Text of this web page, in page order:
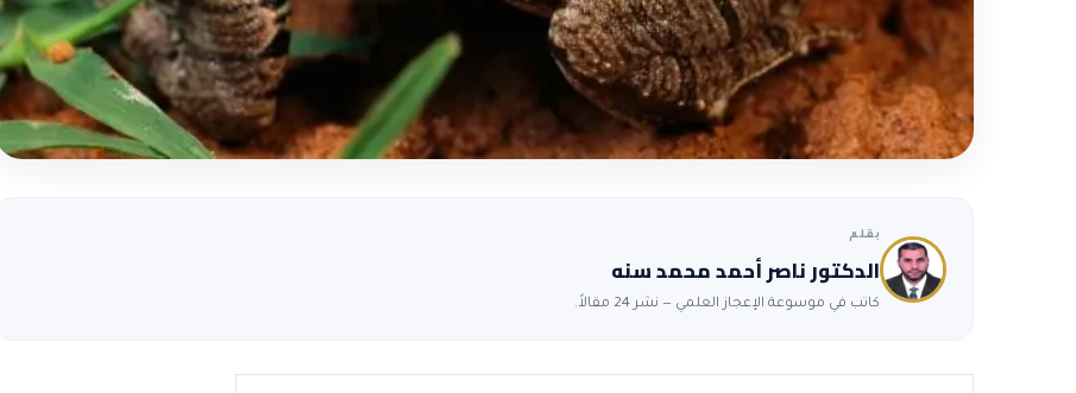
بقلم
الدكتور ناصر أحمد محمد سنه
كاتب في موسوعة الإعجاز العلمي — نشر 24 مقالاً.